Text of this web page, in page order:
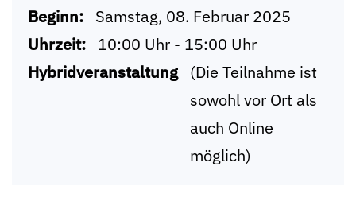
Beginn: Samstag, 08. Februar 2025
Uhrzeit: 10:00 Uhr - 15:00 Uhr
Hybridveranstaltung (Die Teilnahme ist
sowohl vor Ort als
auch Online
möglich)